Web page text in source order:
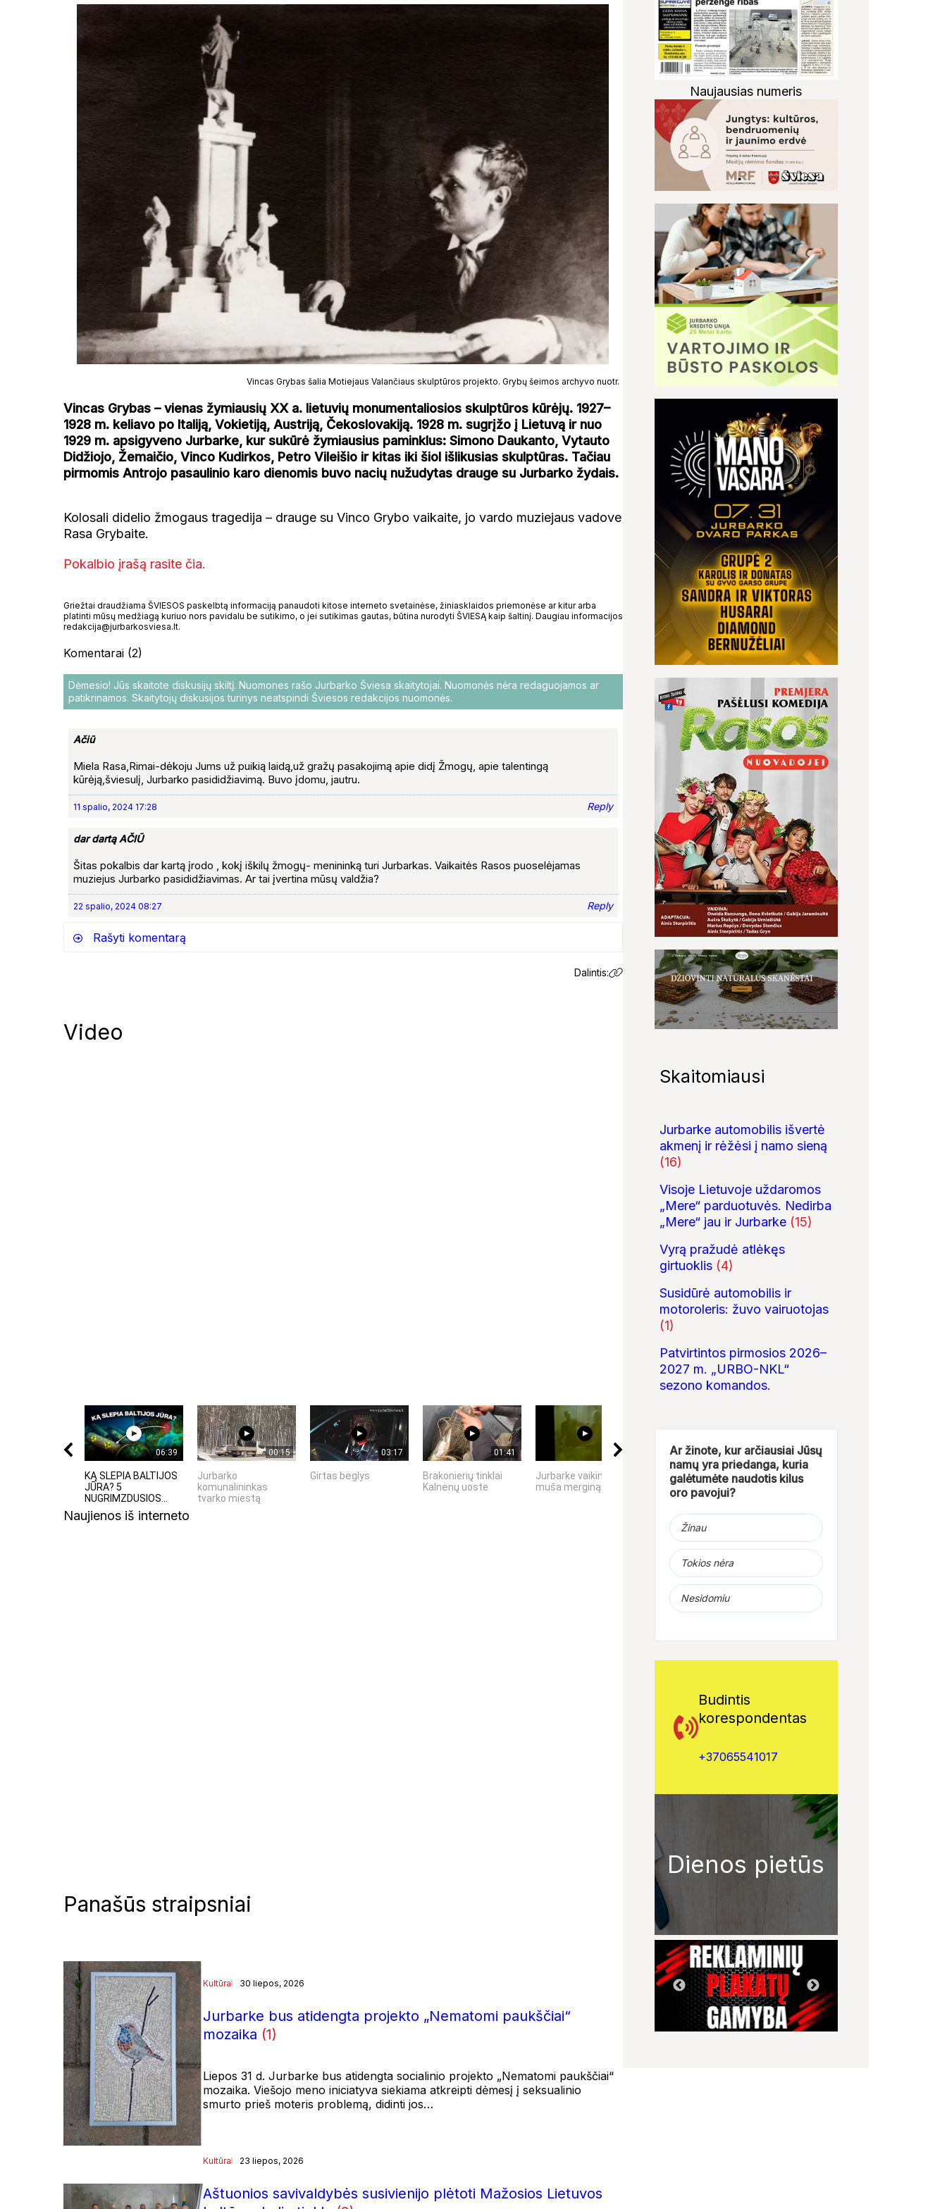
Vincas Grybas šalia Motiejaus Valančiaus skulptūros projekto. Grybų šeimos archyvo nuotr.
Vincas Grybas – vienas žymiausių XX a. lietuvių monumentaliosios skulptūros kūrėjų. 1927–
1928 m. keliavo po Italiją, Vokietiją, Austriją, Čekoslovakiją. 1928 m. sugrįžo į Lietuvą ir nuo
1929 m. apsigyveno Jurbarke, kur sukūrė žymiausius paminklus: Simono Daukanto, Vytauto
Didžiojo, Žemaičio, Vinco Kudirkos, Petro Vileišio ir kitas iki šiol išlikusias skulptūras. Tačiau
pirmomis Antrojo pasaulinio karo dienomis buvo nacių nužudytas drauge su Jurbarko žydais.
Kolosali didelio žmogaus tragedija – drauge su Vinco Grybo vaikaite, jo vardo muziejaus vadove
Rasa Grybaite.
Pokalbio įrašą rasite čia.
Griežtai draudžiama ŠVIESOS paskelbtą informaciją panaudoti kitose interneto svetainėse, žiniasklaidos priemonėse ar kitur arba
platinti mūsų medžiagą kuriuo nors pavidalu be sutikimo, o jei sutikimas gautas, būtina nurodyti ŠVIESĄ kaip šaltinį. Daugiau informacijos
redakcija@jurbarkosviesa.lt.
Komentarai (2)
Dėmesio! Jūs skaitote diskusijų skiltį. Nuomones rašo Jurbarko Šviesa skaitytojai. Nuomonės nėra redaguojamos ar
patikrinamos. Skaitytojų diskusijos turinys neatspindi Šviesos redakcijos nuomonės.
Ačiū
Miela Rasa,Rimai-dėkoju Jums už puikią laidą,už gražų pasakojimą apie didį Žmogų, apie talentingą
kūrėją,šviesulį, Jurbarko pasididžiavimą. Buvo įdomu, jautru.
11 spalio, 2024 17:28 Reply
dar dartą AČIŪ
Šitas pokalbis dar kartą įrodo , kokį iškilų žmogų- menininką turi Jurbarkas. Vaikaitės Rasos puoselėjamas
muziejus Jurbarko pasididžiavimas. Ar tai įvertina mūsų valdžia?
22 spalio, 2024 08:27 Reply
Rašyti komentarą
Dalintis:
Video
06:39
KĄ SLEPIA BALTIJOS
JŪRA? 5
NUGRIMZDUSIOS...
00:15
Jurbarko
komunalininkas
tvarko miestą
03:17
Girtas bėglys
01:41
Brakonierių tinklai
Kalnėnų uoste
00:17
Jurbarke vaikinas
muša merginą
08:40
VIENINTELIS LIETUVIŲ
KILMĖS NASA
ASTRONAUTAS
6 DIDŽIAUSI TECH
Naujienos iš interneto
Panašūs straipsniai
Kultūra 30 liepos, 2026
Jurbarke bus atidengta projekto „Nematomi paukščiai“
mozaika (1)
Liepos 31 d. Jurbarke bus atidengta socialinio projekto „Nematomi paukščiai“
mozaika. Viešojo meno iniciatyva siekiama atkreipti dėmesį į seksualinio
smurto prieš moteris problemą, didinti jos…
Kultūra 23 liepos, 2026
Aštuonios savivaldybės susivienijo plėtoti Mažosios Lietuvos
Naujausias numeris
Skaitomiausi
Jurbarke automobilis išvertė
akmenį ir rėžėsi į namo sieną
(16)
Visoje Lietuvoje uždaromos
„Mere“ parduotuvės. Nedirba
„Mere“ jau ir Jurbarke (15)
Vyrą pražudė atlėkęs
girtuoklis (4)
Susidūrė automobilis ir
motoroleris: žuvo vairuotojas
(1)
Patvirtintos pirmosios 2026–
2027 m. „URBO-NKL“
sezono komandos.
Ar žinote, kur arčiausiai Jūsų
namų yra priedanga, kuria
galėtumėte naudotis kilus
oro pavojui?
Žinau
Tokios nėra
Nesidomiu
Budintis
korespondentas
+37065541017
Dienos pietūs